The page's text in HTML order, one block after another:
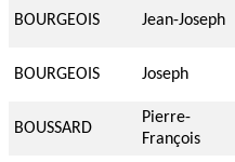
BOURGEOIS Jean-Joseph
BOURGEOIS Joseph
BOUSSARD
Pierre-
François